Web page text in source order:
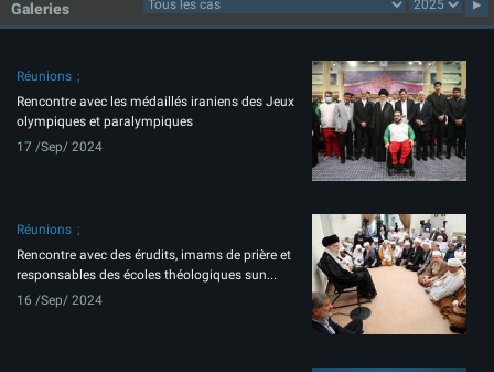
Galeries
Réunions
Rencontre avec les médaillés iraniens des Jeux
olympiques et paralympiques
17 /Sep/ 2024
Réunions
Rencontre avec des érudits, imams de prière et
responsables des écoles théologiques sun...
16 /Sep/ 2024